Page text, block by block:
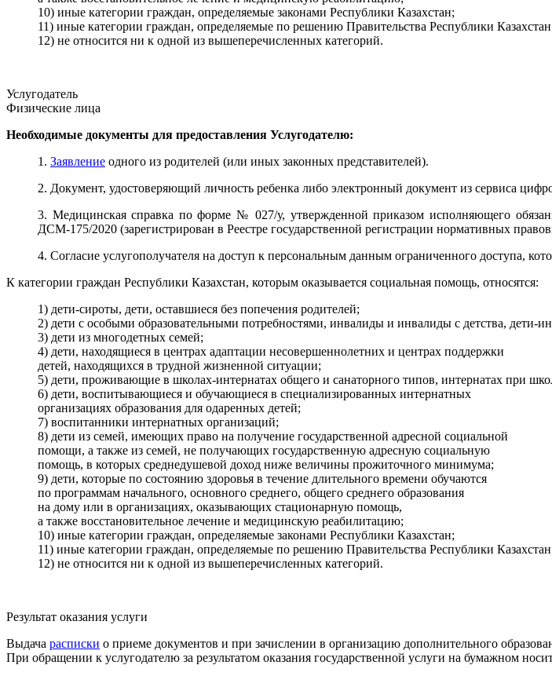
10) иные категории граждан, определяемые законами Республики Казахстан;
11) иные категории граждан, определяемые по решению Правительства Республики
12) не относится ни к одной из вышеперечисленных категорий.
Услугодатель
Физические лица
Необходимые документы для предоставления Услугодателю:
1. Заявление одного из родителей (или иных законных представителей).
2. Документ, удостоверяющий личность ребенка либо электронный документ из сервиса
3. Медицинская справка по форме № 027/у, утвержденной приказом исполняющего
ДСМ-175/2020 (зарегистрирован в Реестре государственной регистрации нормативных
4. Согласие услугополучателя на доступ к персональным данным ограниченного доступа,
К категории граждан Республики Казахстан, которым оказывается социальная помощь, относятся:
1) дети-сироты, дети, оставшиеся без попечения родителей;
2) дети с особыми образовательными потребностями, инвалиды и инвалиды с детства, дети-
3) дети из многодетных семей;
4) дети, находящиеся в центрах адаптации несовершеннолетних и центрах поддержки
детей, находящихся в трудной жизненной ситуации;
5) дети, проживающие в школах-интернатах общего и санаторного типов, интернатах при
6) дети, воспитывающиеся и обучающиеся в специализированных интернатных
организациях образования для одаренных детей;
7) воспитанники интернатных организаций;
8) дети из семей, имеющих право на получение государственной адресной социальной
помощи, а также из семей, не получающих государственную адресную социальную
помощь, в которых среднедушевой доход ниже величины прожиточного минимума;
9) дети, которые по состоянию здоровья в течение длительного времени обучаются
по программам начального, основного среднего, общего среднего образования
на дому или в организациях, оказывающих стационарную помощь,
а также восстановительное лечение и медицинскую реабилитацию;
10) иные категории граждан, определяемые законами Республики Казахстан;
11) иные категории граждан, определяемые по решению Правительства Республики
12) не относится ни к одной из вышеперечисленных категорий.
Результат оказания услуги
Выдача расписки о приеме документов и при зачислении в организацию дополнительного
При обращении к услугодателю за результатом оказания государственной услуги на бумажном